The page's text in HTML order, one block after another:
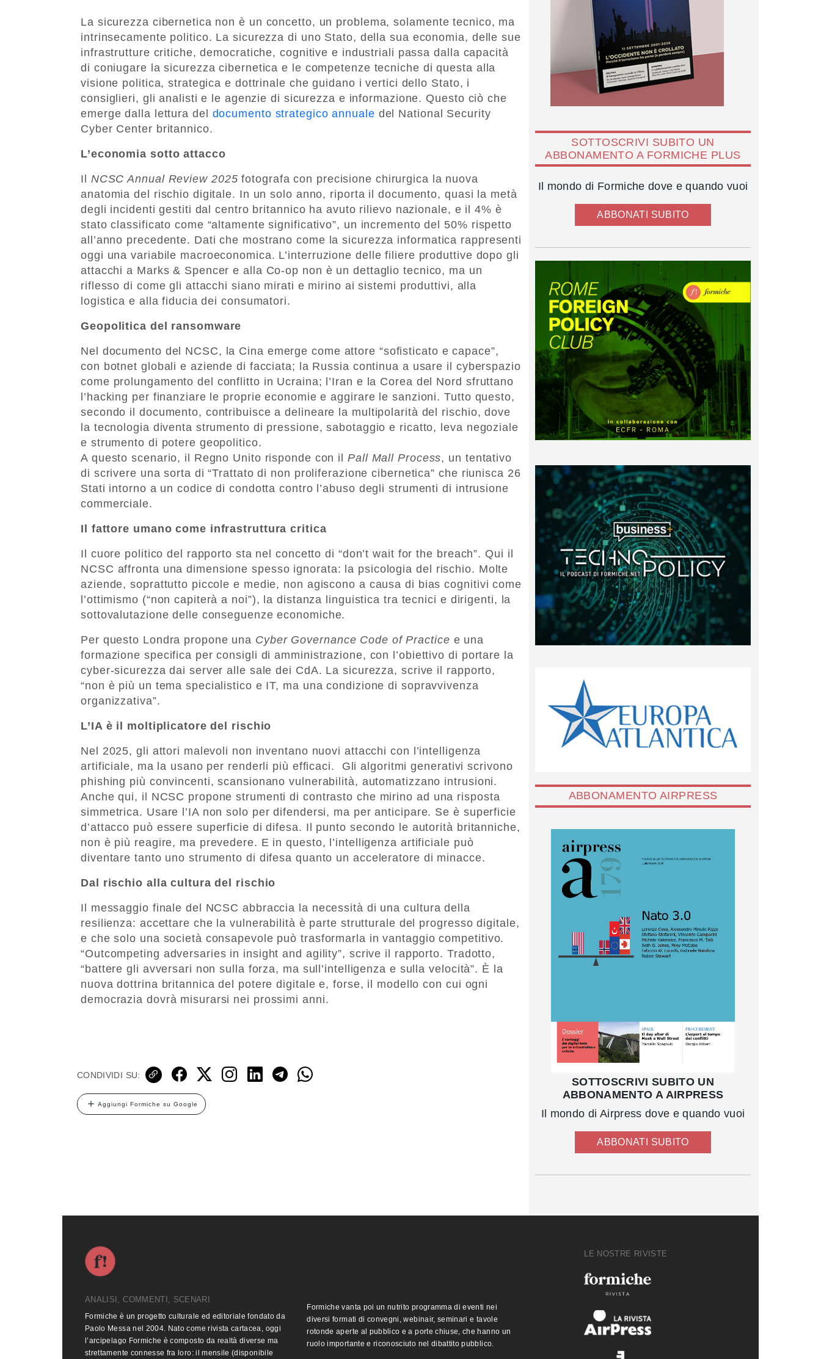
La sicurezza cibernetica non è un concetto, un problema, solamente tecnico, ma
intrinsecamente politico. La sicurezza di uno Stato, della sua economia, delle sue
infrastrutture critiche, democratiche, cognitive e industriali passa dalla capacità
di coniugare la sicurezza cibernetica e le competenze tecniche di questa alla
visione politica, strategica e dottrinale che guidano i vertici dello Stato, i
consiglieri, gli analisti e le agenzie di sicurezza e informazione. Questo ciò che
emerge dalla lettura del documento strategico annuale del National Security
Cyber Center britannico.
L’economia sotto attacco
Il NCSC Annual Review 2025 fotografa con precisione chirurgica la nuova
anatomia del rischio digitale. In un solo anno, riporta il documento, quasi la metà
degli incidenti gestiti dal centro britannico ha avuto rilievo nazionale, e il 4% è
stato classificato come “altamente significativo”, un incremento del 50% rispetto
all’anno precedente. Dati che mostrano come la sicurezza informatica rappresenti
oggi una variabile macroeconomica. L’interruzione delle filiere produttive dopo gli
attacchi a Marks & Spencer e alla Co-op non è un dettaglio tecnico, ma un
riflesso di come gli attacchi siano mirati e mirino ai sistemi produttivi, alla
logistica e alla fiducia dei consumatori.
Geopolitica del ransomware
Nel documento del NCSC, la Cina emerge come attore “sofisticato e capace”,
con botnet globali e aziende di facciata; la Russia continua a usare il cyberspazio
come prolungamento del conflitto in Ucraina; l’Iran e la Corea del Nord sfruttano
l’hacking per finanziare le proprie economie e aggirare le sanzioni. Tutto questo,
secondo il documento, contribuisce a delineare la multipolarità del rischio, dove
la tecnologia diventa strumento di pressione, sabotaggio e ricatto, leva negoziale
e strumento di potere geopolitico.
A questo scenario, il Regno Unito risponde con il Pall Mall Process, un tentativo
di scrivere una sorta di “Trattato di non proliferazione cibernetica” che riunisca 26
Stati intorno a un codice di condotta contro l’abuso degli strumenti di intrusione
commerciale.
Il fattore umano come infrastruttura critica
Il cuore politico del rapporto sta nel concetto di “don’t wait for the breach”. Qui il
NCSC affronta una dimensione spesso ignorata: la psicologia del rischio. Molte
aziende, soprattutto piccole e medie, non agiscono a causa di bias cognitivi come
l’ottimismo (“non capiterà a noi”), la distanza linguistica tra tecnici e dirigenti, la
sottovalutazione delle conseguenze economiche.
Per questo Londra propone una Cyber Governance Code of Practice e una
formazione specifica per consigli di amministrazione, con l’obiettivo di portare la
cyber-sicurezza dai server alle sale dei CdA. La sicurezza, scrive il rapporto,
“non è più un tema specialistico e IT, ma una condizione di sopravvivenza
organizzativa”.
L’IA è il moltiplicatore del rischio
Nel 2025, gli attori malevoli non inventano nuovi attacchi con l’intelligenza
artificiale, ma la usano per renderli più efficaci. Gli algoritmi generativi scrivono
phishing più convincenti, scansionano vulnerabilità, automatizzano intrusioni.
Anche qui, il NCSC propone strumenti di contrasto che mirino ad una risposta
simmetrica. Usare l’IA non solo per difendersi, ma per anticipare. Se è superficie
d’attacco può essere superficie di difesa. Il punto secondo le autorità britanniche,
non è più reagire, ma prevedere. E in questo, l’intelligenza artificiale può
diventare tanto uno strumento di difesa quanto un acceleratore di minacce.
Dal rischio alla cultura del rischio
Il messaggio finale del NCSC abbraccia la necessità di una cultura della
resilienza: accettare che la vulnerabilità è parte strutturale del progresso digitale,
e che solo una società consapevole può trasformarla in vantaggio competitivo.
“Outcompeting adversaries in insight and agility”, scrive il rapporto. Tradotto,
“battere gli avversari non sulla forza, ma sull’intelligenza e sulla velocità”. È la
nuova dottrina britannica del potere digitale e, forse, il modello con cui ogni
democrazia dovrà misurarsi nei prossimi anni.
CONDIVIDI SU:
Aggiungi Formiche su Google
SOTTOSCRIVI SUBITO UN
ABBONAMENTO A FORMICHE PLUS
Il mondo di Formiche dove e quando vuoi
ABBONATI SUBITO
ABBONAMENTO AIRPRESS
SOTTOSCRIVI SUBITO UN
ABBONAMENTO A AIRPRESS
Il mondo di Airpress dove e quando vuoi
ABBONATI SUBITO
ANALISI, COMMENTI, SCENARI
Formiche è un progetto culturale ed editoriale fondato da
Paolo Messa nel 2004. Nato come rivista cartacea, oggi
l’arcipelago Formiche è composto da realtà diverse ma
strettamente connesse fra loro: il mensile (disponibile
Formiche vanta poi un nutrito programma di eventi nei
diversi formati di convegni, webinair, seminari e tavole
rotonde aperte al pubblico e a porte chiuse, che hanno un
ruolo importante e riconosciuto nel dibattito pubblico.
LE NOSTRE RIVISTE